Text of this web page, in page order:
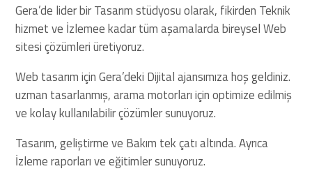
Gera’de lider bir Tasarım stüdyosu olarak, fikirden Teknik
hizmet ve İzlemee kadar tüm aşamalarda bireysel Web
sitesi çözümleri üretiyoruz.
Web tasarım için Gera’deki Dijital ajansımıza hoş geldiniz.
uzman tasarlanmış, arama motorları için optimize edilmiş
ve kolay kullanılabilir çözümler sunuyoruz.
Tasarım, geliştirme ve Bakım tek çatı altında. Ayrıca
İzleme raporları ve eğitimler sunuyoruz.